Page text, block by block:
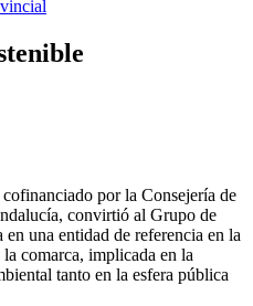
por la Consejería de
convirtió al Grupo de
una entidad de referencia en la
comarca, implicada en la
tanto en la esfera pública